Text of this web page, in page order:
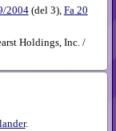
2004(del 3), Fa20​
Holdings, Inc. /
.